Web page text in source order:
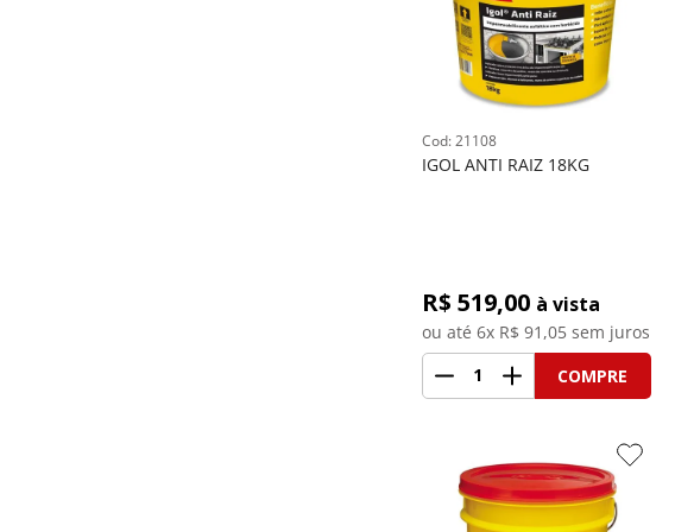
: 21108
IGOL ANTI RAIZ 18KG
R$ 519,00 à vista
ou até 6x R$ 91,05 sem juros
1
COMPRE